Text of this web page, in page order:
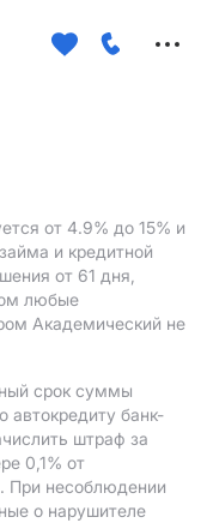
от 4.9% до 15% и
и кредитной
от 61 дня,
любые
Академический не
срок суммы
автокредиту банк-
штраф за
0,1% от
При несоблюдении
о нарушителе